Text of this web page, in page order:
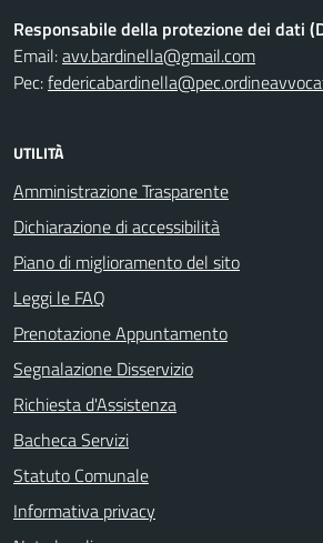
Responsabile della protezione dei dati
Email:avv.bardinella@gmail.com
Pec:
UTILITÀ
Amministrazione Trasparente
Dichiarazione di accessibilità
Piano di miglioramento del sito
Leggi le FAQ
Prenotazione Appuntamento
Segnalazione Disservizio
Richiesta d'Assistenza
Bacheca Servizi
Statuto Comunale
Informativa privacy